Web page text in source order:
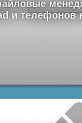
и телефонов